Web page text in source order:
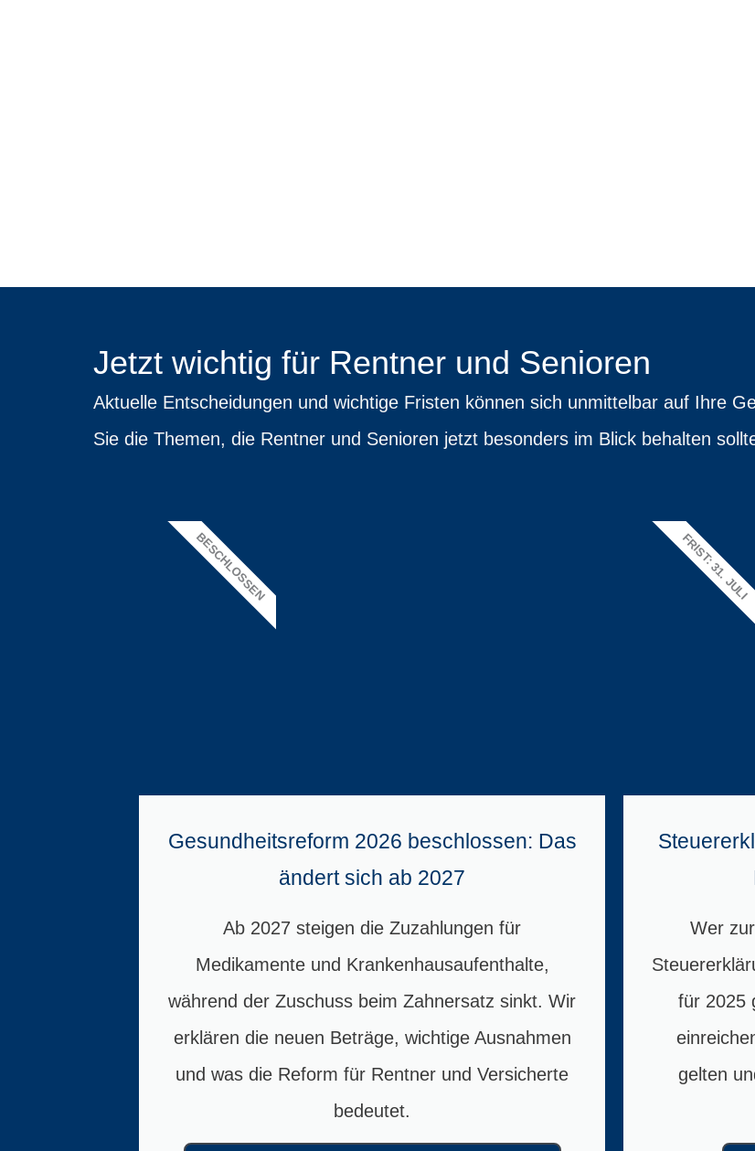
Jetzt wichtig für Rentner und Senioren
Aktuelle Entscheidungen und wichtige Fristen können sich unmittelbar auf Ihre
Sie die Themen, die Rentner und Senioren jetzt besonders im Blick behalten
Gesundheitsreform 2026 beschlossen: Das
ändert sich ab 2027
Ab 2027 steigen die Zuzahlungen für
Medikamente und Krankenhausaufenthalte,
während der Zuschuss beim Zahnersatz sinkt. Wir
erklären die neuen Beträge, wichtige Ausnahmen
und was die Reform für Rentner und Versicherte
bedeutet.
BESCHLOSSEN
Wer
für 2025
gelten
FRIST: 31. JULI